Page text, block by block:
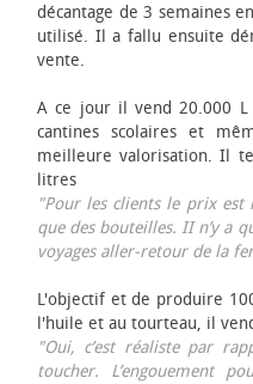
décantage de 3 semaines
utilisé. Il a fallu ensuite
vente.
A ce jour il vend 20.000 L
cantines scolaires et
meilleure valorisation. Il
litres
"Pour les clients le prix est
que des bouteilles. II n’y a
voyages aller-retour de la
L'objectif et de produire
l'huile et au tourteau, il
"Oui, c’est réaliste par
toucher. L’engouement